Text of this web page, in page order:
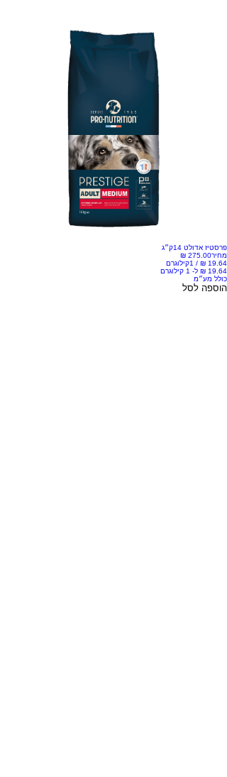
פרסטיז אדולט 14ק״ג
מחיר
/ 1קילוגרם
כולל מע״מ
הוספה לסל